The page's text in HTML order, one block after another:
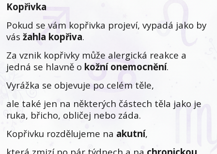
Kopřivka
Pokud se vám kopřivka projeví, vypadá jako by
vásžahla kopřiva.
Za vznik kopřivky může alergická reakce a
jedná se hlavně o kožní onemocnění.
Vyrážka se objevuje po celém těle,
ale také jen na některých částech těla jako je
ruka, břicho, obličej nebo záda.
Kopřivku rozdělujeme na akutní,